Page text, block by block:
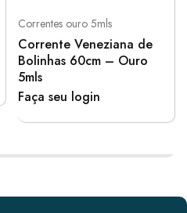
Correntes ouro 5mls
Corrente Veneziana de
Bolinhas 60cm – Ouro
5mls
Faça seu login